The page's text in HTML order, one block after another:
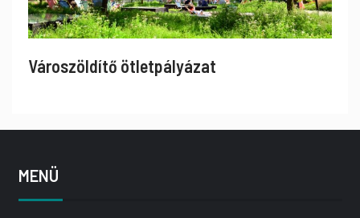
Városzöldítő ötletpályázat
MENÜ